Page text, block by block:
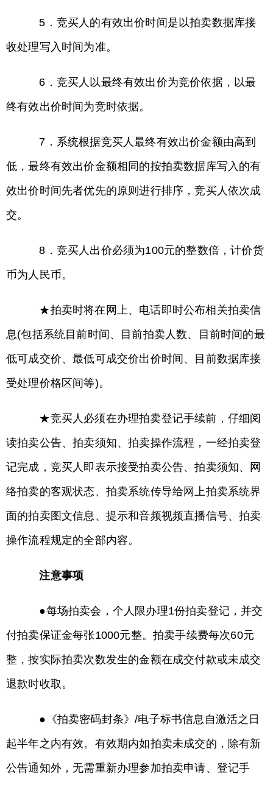
5．竞买人的有效出价时间是以拍卖数据库接
收处理写入时间为准。
6．竞买人以最终有效出价为竞价依据，以最
终有效出价时间为竞时依据。
7．系统根据竞买人最终有效出价金额由高到
低，最终有效出价金额相同的按拍卖数据库写入的有
效出价时间先者优先的原则进行排序，竞买人依次成
交。
8．竞买人出价必须为100元的整数倍，计价货
币为人民币。
★拍卖时将在网上、电话即时公布相关拍卖信
息(包括系统目前时间、目前拍卖人数、目前时间的最
低可成交价、最低可成交价出价时间、目前数据库接
受处理价格区间等)。
★竞买人必须在办理拍卖登记手续前，仔细阅
读拍卖公告、拍卖须知、拍卖操作流程，一经拍卖登
记完成，竞买人即表示接受拍卖公告、拍卖须知、网
络拍卖的客观状态、拍卖系统传导给网上拍卖系统界
面的拍卖图文信息、提示和音频视频直播信号、拍卖
操作流程规定的全部内容。
注意事项
●每场拍卖会，个人限办理1份拍卖登记，并交
付拍卖保证金每张1000元整。拍卖手续费每次60元
整，按实际拍卖次数发生的金额在成交付款或未成交
退款时收取。
●《拍卖密码封条》/电子标书信息自激活之日
起半年之内有效。有效期内如拍卖未成交的，除有新
公告通知外，无需重新办理参加拍卖申请、登记手